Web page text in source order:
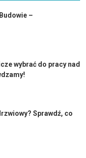
–
wybrać do pracy nad
Sprawdź, co